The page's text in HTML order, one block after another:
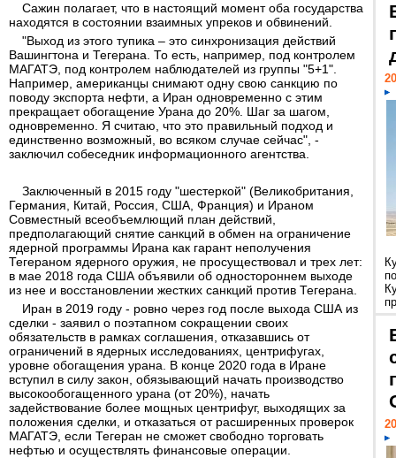
Сажин полагает, что в настоящий момент оба государства
находятся в состоянии взаимных упреков и обвинений.
"Выход из этого тупика – это синхронизация действий
Вашингтона и Тегерана. То есть, например, под контролем
МАГАТЭ, под контролем наблюдателей из группы "5+1".
Например, американцы снимают одну свою санкцию по
поводу экспорта нефти, а Иран одновременно с этим
прекращает обогащение Урана до 20%. Шаг за шагом,
одновременно. Я считаю, что это правильный подход и
единственно возможный, во всяком случае сейчас", -
заключил собеседник информационного агентства.
Заключенный в 2015 году "шестеркой" (Великобритания,
Германия, Китай, Россия, США, Франция) и Ираном
Совместный всеобъемлющий план действий,
предполагающий снятие санкций в обмен на ограничение
ядерной программы Ирана как гарант неполучения
Тегераном ядерного оружия, не просуществовал и трех лет:
в мае 2018 года США объявили об одностороннем выходе
из нее и восстановлении жестких санкций против Тегерана.
Иран в 2019 году - ровно через год после выхода США из
сделки - заявил о поэтапном сокращении своих
обязательств в рамках соглашения, отказавшись от
ограничений в ядерных исследованиях, центрифугах,
уровне обогащения урана. В конце 2020 года в Иране
вступил в силу закон, обязывающий начать производство
высокообогащенного урана (от 20%), начать
задействование более мощных центрифуг, выходящих за
положения сделки, и отказаться от расширенных проверок
МАГАТЭ, если Тегеран не сможет свободно торговать
нефтью и осуществлять финансовые операции.